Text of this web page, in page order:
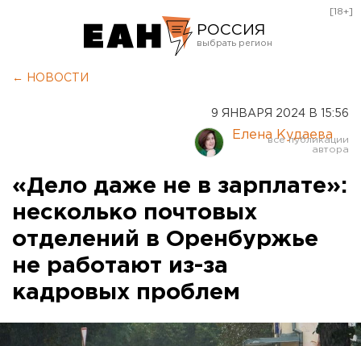
РОССИЯ
Курган
Оренбург
[18+]
← НОВОСТИ
9 ЯНВАРЯ 2024 В 15:56
Елена Кудаева
«Дело даже не в зарплате»:
несколько почтовых
отделений в Оренбуржье
не работают из-за
кадровых проблем